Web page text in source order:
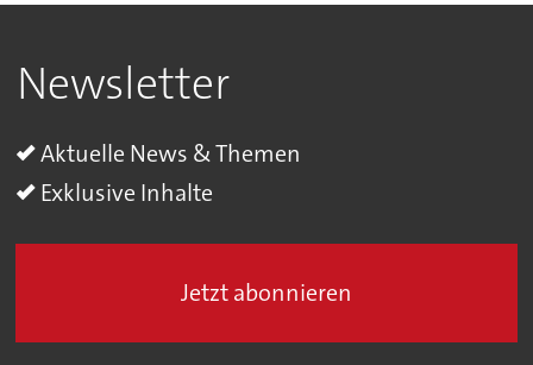
Newsletter
Aktuelle News & Themen
Exklusive Inhalte
Jetzt abonnieren